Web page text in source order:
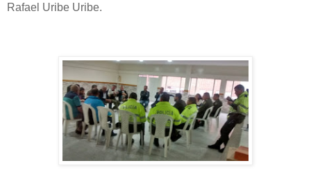
Rafael Uribe Uribe.